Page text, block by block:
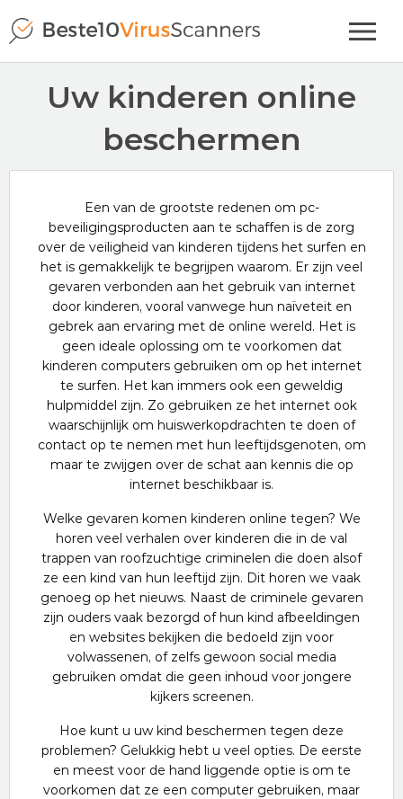
Uw kinderen online
beschermen
Een van de grootste redenen om pc-
beveiligingsproducten aan te schaffen is de zorg
over de veiligheid van kinderen tijdens het surfen en
het is gemakkelijk te begrijpen waarom. Er zijn veel
gevaren verbonden aan het gebruik van internet
door kinderen, vooral vanwege hun naïveteit en
gebrek aan ervaring met de online wereld. Het is
geen ideale oplossing om te voorkomen dat
kinderen computers gebruiken om op het internet
te surfen. Het kan immers ook een geweldig
hulpmiddel zijn. Zo gebruiken ze het internet ook
waarschijnlijk om huiswerkopdrachten te doen of
contact op te nemen met hun leeftijdsgenoten, om
maar te zwijgen over de schat aan kennis die op
internet beschikbaar is.
Welke gevaren komen kinderen online tegen? We
horen veel verhalen over kinderen die in de val
trappen van roofzuchtige criminelen die doen alsof
ze een kind van hun leeftijd zijn. Dit horen we vaak
genoeg op het nieuws. Naast de criminele gevaren
zijn ouders vaak bezorgd of hun kind afbeeldingen
en websites bekijken die bedoeld zijn voor
volwassenen, of zelfs gewoon social media
gebruiken omdat die geen inhoud voor jongere
kijkers screenen.
Hoe kunt u uw kind beschermen tegen deze
problemen? Gelukkig hebt u veel opties. De eerste
en meest voor de hand liggende optie is om te
voorkomen dat ze een computer gebruiken, maar